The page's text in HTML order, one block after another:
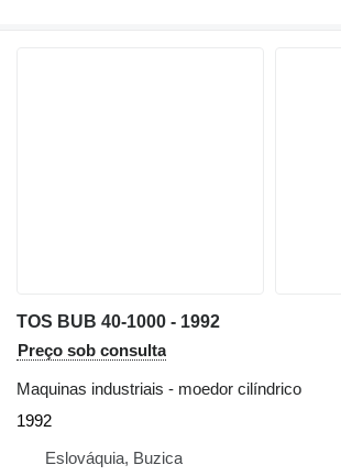
TOS BUB 40-1000 - 1992
Preço sob consulta
Maquinas industriais - moedor cilíndrico
1992
Eslováquia, Buzica